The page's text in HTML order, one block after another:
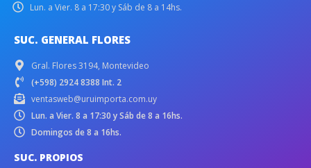
Lun. a Vier. 8 a 17:30 y Sáb de 8 a 14hs.
SUC. GENERAL FLORES
Gral. Flores 3194, Montevideo
(+598) 2924 8388 Int. 2
ventasweb@uruimporta.com.uy
Lun. a Vier. 8 a 17:30 y Sáb de 8 a 16hs.
Domingos de 8 a 16hs.
SUC. PROPIOS